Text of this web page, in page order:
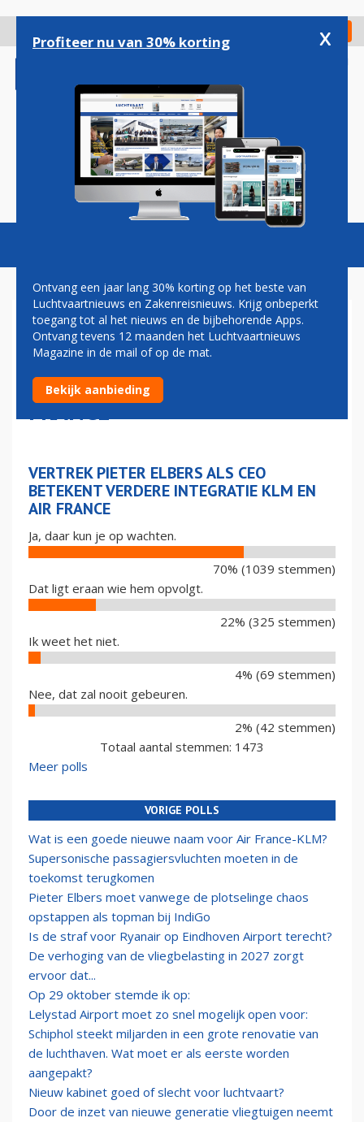
gaan
Check in
Magazine Podcasts Vacatures
VERTREK PIETER ELBERS ALS
CEO BETEKENT VERDERE
INTEGRATIE KLM EN AIR
FRANCE
VERTREK PIETER ELBERS ALS CEO
BETEKENT VERDERE INTEGRATIE KLM EN
AIR FRANCE
Ja, daar kun je op wachten.
70% (1039 stemmen)
Dat ligt eraan wie hem opvolgt.
22% (325 stemmen)
Ik weet het niet.
4% (69 stemmen)
Nee, dat zal nooit gebeuren.
2% (42 stemmen)
Totaal aantal stemmen: 1473
Meer polls
VORIGE POLLS
Wat is een goede nieuwe naam voor Air France-KLM?
Supersonische passagiersvluchten moeten in de
toekomst terugkomen
Pieter Elbers moet vanwege de plotselinge chaos
opstappen als topman bij IndiGo
Is de straf voor Ryanair op Eindhoven Airport terecht?
De verhoging van de vliegbelasting in 2027 zorgt
ervoor dat...
Op 29 oktober stemde ik op:
Lelystad Airport moet zo snel mogelijk open voor:
Schiphol steekt miljarden in een grote renovatie van
de luchthaven. Wat moet er als eerste worden
aangepakt?
Nieuw kabinet goed of slecht voor luchtvaart?
Door de inzet van nieuwe generatie vliegtuigen neemt
Profiteer nu van 30% korting x
Ontvang een jaar lang 30% korting op het beste van
Luchtvaartnieuws en Zakenreisnieuws. Krijg onbeperkt
toegang tot al het nieuws en de bijbehorende Apps.
Ontvang tevens 12 maanden het Luchtvaartnieuws
Magazine in de mail of op de mat.
Bekijk aanbieding